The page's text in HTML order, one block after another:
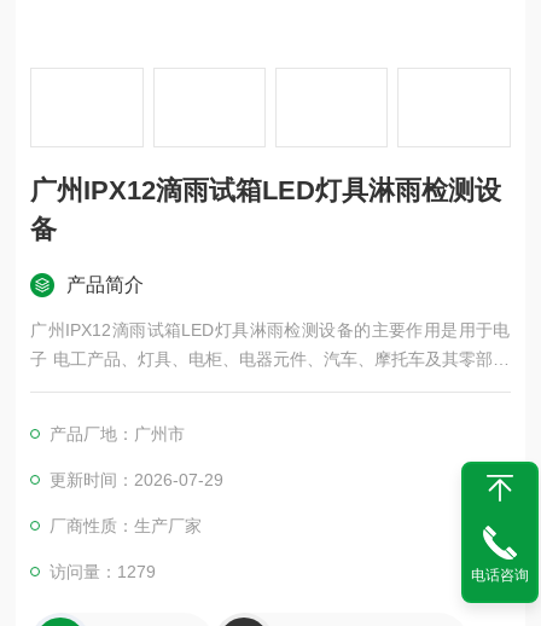
广州IPX12滴雨试箱LED灯具淋雨检测设
备
产品简介
广州IPX12滴雨试箱LED灯具淋雨检测设备的主要作用是用于电
子 电工产品、灯具、电柜、电器元件、汽车、摩托车及其零部件
等产品在模拟淋雨的气候条件下，对产品的物理以及其它相关性
求，以便于产品的设计、改进、检定及出厂检验使用。
产品厂地：广州市
更新时间：2026-07-29
厂商性质：生产厂家
访问量：1279 电话咨询